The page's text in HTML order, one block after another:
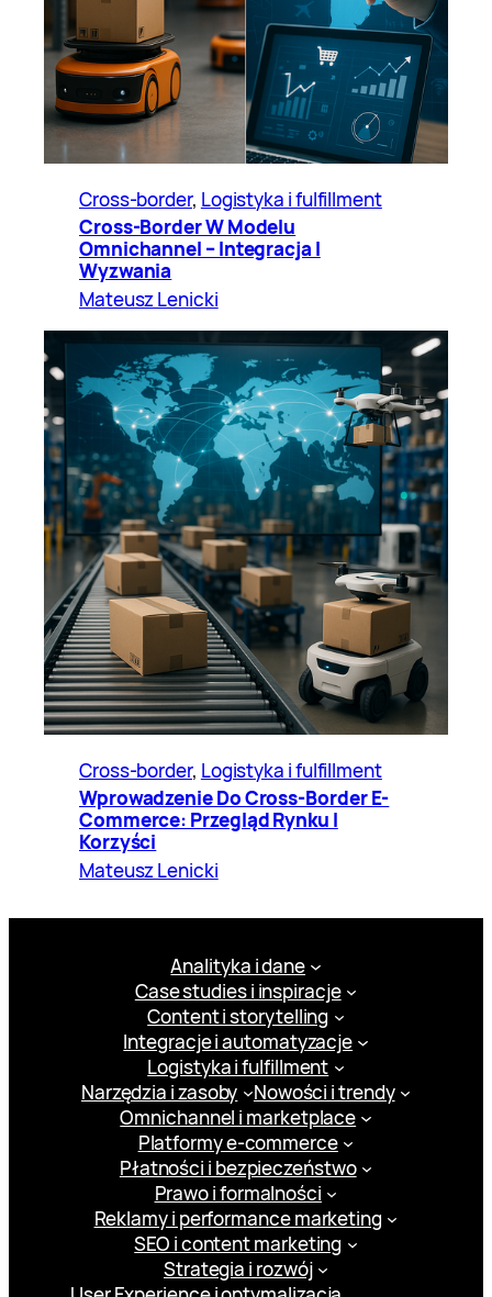
Cross-border, Logistyka i fulfillment
Cross-Border W Modelu
Omnichannel – Integracja I
Wyzwania
Mateusz Lenicki
Cross-border, Logistyka i fulfillment
Wprowadzenie Do Cross-Border E-
Commerce: Przegląd Rynku I
Korzyści
Mateusz Lenicki
Analityka i dane
Case studies i inspiracje
Content i storytelling
Integracje i automatyzacje
Logistyka i fulfillment
Narzędzia i zasoby
Nowości i trendy
Omnichannel i marketplace
Platformy e-commerce
Płatności i bezpieczeństwo
Prawo i formalności
Reklamy i performance marketing
SEO i content marketing
Strategia i rozwój